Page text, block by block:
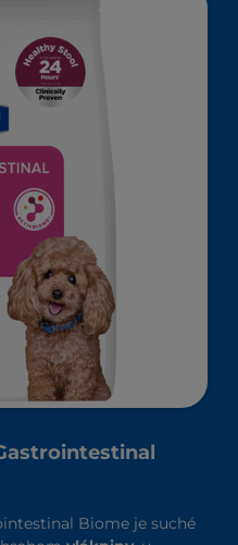
Biome je suché